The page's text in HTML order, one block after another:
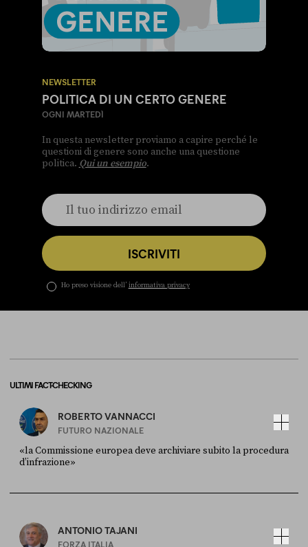
NEWSLETTER
POLITICA DI UN CERTO GENERE
OGNI MARTEDÌ
In questa newsletter proviamo a capire perché le
questioni di genere sono anche una questione
politica. Qui un esempio.
ISCRIVITI
Ho preso visione dell’ informativa privacy
ULTIMI FACT-CHECKING
ROBERTO VANNACCI
FUTURO NAZIONALE
«la Commissione europea deve archiviare subito la procedura
d’infrazione»
ANTONIO TAJANI
FORZA ITALIA